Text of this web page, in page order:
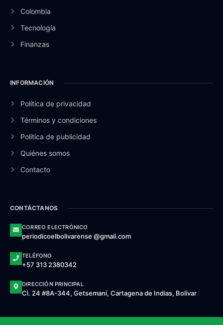
Colombia
Tecnología
Finanzas
INFORMACIÓN
Política de privacidad
Términos y condiciones
Política de publicidad
Quiénes somos
Contacto
CONTÁCTANOS
CORREO ELECTRÓNICO
periodicoelbolivarense @gmail.com
TELÉFONO
+57 313 2380342
DIRECCIÓN PRINCIPAL
Cl. 24 #8A-344, Getsemaní, Cartagena de Indias, Bolívar